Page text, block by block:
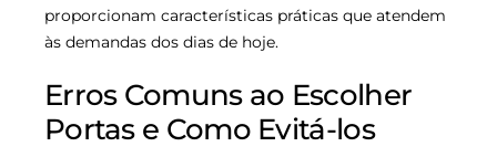
proporcionam características práticas que atendem
às demandas dos dias de hoje.
Erros Comuns ao Escolher
Portas e Como Evitá-los